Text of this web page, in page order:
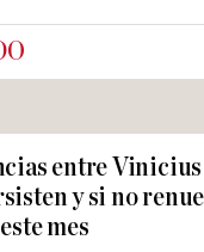
entre Vinicius
y si no
mes